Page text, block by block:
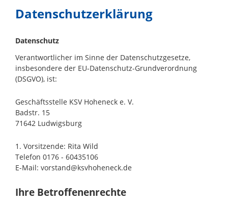
Datenschutzerklärung
Datenschutz
Verantwortlicher im Sinne der Datenschutzgesetze,
insbesondere der EU-Datenschutz-Grundverordnung
(DSGVO), ist:
Geschäftsstelle KSV Hoheneck e. V.
Badstr. 15
71642 Ludwigsburg
1. Vorsitzende: Rita Wild
Telefon 0176 - 60435106
E-Mail: vorstand@ksvhoheneck.de
Ihre Betroffenenrechte